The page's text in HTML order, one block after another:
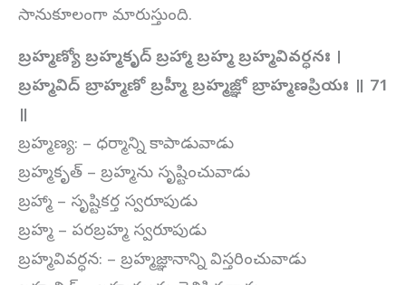
సానుకూలంగా మారుస్తుంది.
బ్రహ్మణ్యో బ్రహ్మకృద్ బ్రహ్మా బ్రహ్మ బ్రహ్మవివర్ధనః ।
బ్రహ్మవిద్ బ్రాహ్మణో బ్రహ్మీ బ్రహ్మజ్ఞో బ్రాహ్మణప్రియః ॥ 71
॥
బ్రహ్మణ్య: – ధర్మాన్ని కాపాడువాడు
బ్రహ్మకృత్ – బ్రహ్మను సృష్టించువాడు
బ్రహ్మా – సృష్టికర్త స్వరూపుడు
బ్రహ్మ – పరబ్రహ్మ స్వరూపుడు
బ్రహ్మవివర్ధన: – బ్రహ్మజ్ఞానాన్ని విస్తరించువాడు